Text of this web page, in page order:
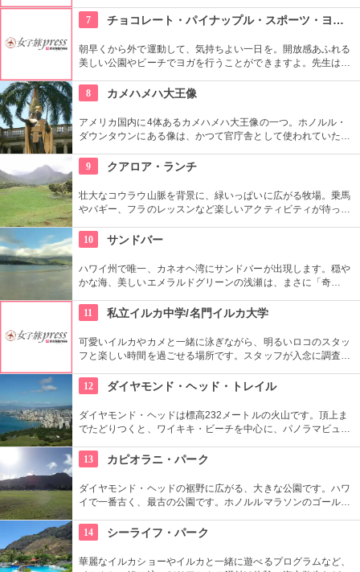
れ、市民の憩いの場所になっています。
7 チョコレート・パイナップル・スポーツ・ヨガ・スタジオ
朝早くから外で運動して、気持ちよい一日を。開放感あふれる
美しい公園やビーチでヨガを行うことができますよ。先生は日
芝生エリアで無料のヨガレッスンも行っているので、初心者は
コチラもぜひ。
8 カメハメハ大王像
アメリカ国内に4体あるカメハメハ大王像の一つ。ホノルル・
ダウンタウンにある像は、かつて官庁舎として使われていた建
がモデルではなく、イケメンだった友人がモデルになったそ
う。
9 クアロア・ランチ
壮大なコウラウ山脈を背景に、緑いっぱいに広がる牧場。乗馬
やバギー、フラのレッスンなど楽しいアクティビティが待って
ック・パーク』のロケ地としても知られ、ロケ地巡りのバスも
あります。
10 サンドバー
ハワイ州で唯一、カネオヘ湾にサンドバーが出現します。穏や
かな海、美しいエメラルドグリーンの浅瀬は、まさに「奇
ーが組まれているので、ぜひ利用してみて。
11 私立イルカ中学/名門イルカ大学
可愛いイルカやカメと一緒に泳ぎながら、明るいロコのスタッ
フと楽しい時間を過ごせる場所です。スタッフが入念に調査す
やフラなどの“授業”もあります。“卒業”時の達成感は一緒の思い
出になりそうですね。
12 ダイヤモンド・ヘッド・トレイル
ダイヤモンド・ヘッドは標高232メートルの火山です。頂上ま
でたどりつくと、ワイキキ・ビーチを中心に、パノラマビュー
道もあるので、スニーカーの準備を。
13 カピオラニ・パーク
ダイヤモンド・ヘッドの裾野に広がる、大きな公園です。ハワ
イで一番古く、最古の公園です。ホノルルマラソンのゴール地
て、クイーン・カピオラニの名前が冠せられました。
14 シーライフ・パーク
華麗なイルカショーやイルカと一緒に遊べるプログラムなど、